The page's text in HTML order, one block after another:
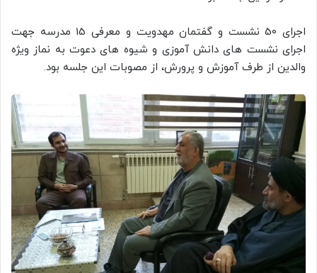
اجرای 50 نشست و گفتمان مهدویت و معرفی 15 مدرسه جهت
اجرای نشست های دانش آموزی و شیوه های دعوت به نماز ویژه
والدین از طرف آموزش و پرورش، از مصوبات این جلسه بود.